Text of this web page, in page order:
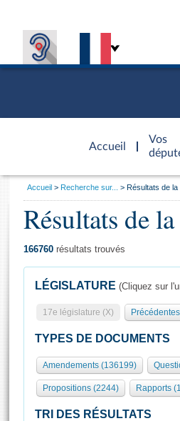
Accueil
d'accueil
Vos
Présidence
577 députés
Groupes politiques
Séance publique
Commissions et autres
Europe et International
Général
Rôle et pouvoirs de
Organisation de l'Assemblée
Présidence Conférence des
Visiter l'Assemblée
Visite virtuelle du palais
Assister à une séance
Vous
Accueil Recherche sur... Résultats de
Résultats de
166760 résultats trouvés
LÉGISLATURE (Cliquez sur
17e législature (X)
TYPES DE DOCUMENTS
Amendements (136199)
Propositions (2244) Rapports
TRI DES RÉSULTATS